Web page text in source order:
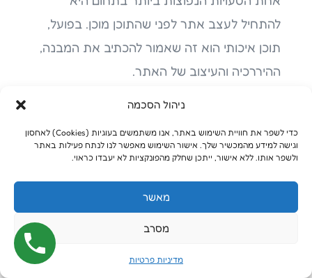
ניהול הסכמה
כדי לשפר את חוויית השימוש באתר, אנו משתמשים בעוגיות (Cookies) לאחסון
וגישה למידע מהמכשיר שלך. אישור השימוש מאפשר לנו לנתח פעילות באתר
ולשפר אותו. ללא אישור, ייתכן שחלק מהפונקציות לא יעבדו כראוי.
מאשר
מסרב
מדיניות פרטיות
להתחיל לעצב אתר לפני שהתוכן מוכן. בפועל,
תוכן איכותי הוא זה שאמור להכתיב את המבנה,
ההיררכיה והעיצוב של האתר.
כאשר מתחילים מעיצוב בלבד, בדרך כלל מגיעים
לשלב שבו מבינים שאין מספיק תוכן, שהכותרות
לא מתאימות, שהעמודים לא בנויים נכון או
שהמסרים השיווקיים חלשים. בשלב הזה כבר
צריך לעשות שינויים יקרים ומעייפים.
במקום זה, מומלץ להתחיל עם אסטרטגיית תוכן
ברורה ומפת אתר מסודרת.